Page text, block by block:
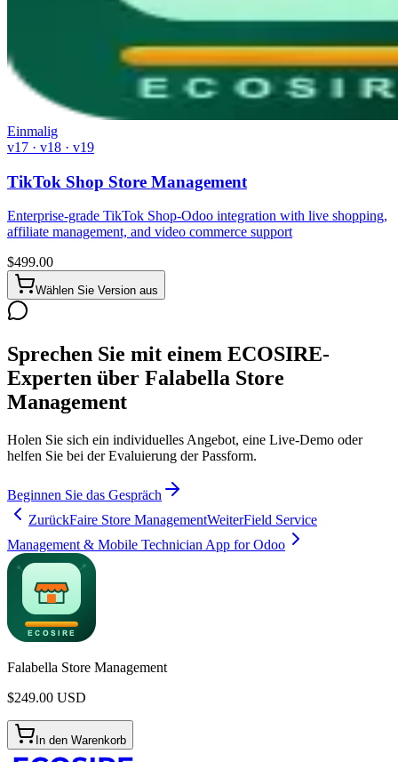
Einmalig
v17 · v18 · v19
TikTok Shop Store Management
Enterprise-grade TikTok Shop-Odoo integration with live shopping,
affiliate management, and video commerce support
$499.00
Wählen Sie Version aus
Sprechen Sie mit einem ECOSIRE-
Experten über Falabella Store
Management
Holen Sie sich ein individuelles Angebot, eine Live-Demo oder
helfen Sie bei der Evaluierung der Passform.
Beginnen Sie das Gespräch
ZurückFaire Store ManagementWeiterField Service
Management & Mobile Technician App for Odoo
Falabella Store Management
$249.00 USD
In den Warenkorb